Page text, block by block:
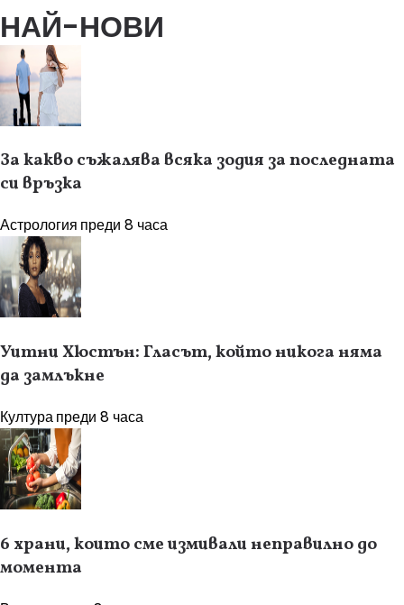
НАЙ-НОВИ
За какво съжалява всяка зодия за последната
си връзка
Астрология преди 8 часа
Уитни Хюстън: Гласът, който никога няма
да замлъкне
Културапреди 8 часа
6 храни, които сме измивали неправилно до
момента